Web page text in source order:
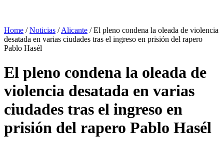
Home /Noticias /Alicante /El pleno condena la oleada de violencia
desatada en varias ciudades tras el ingreso en prisión del rapero
Pablo Hasél
El pleno condena la oleada de
violencia desatada en varias
ciudades tras el ingreso en
prisión del rapero Pablo Hasél